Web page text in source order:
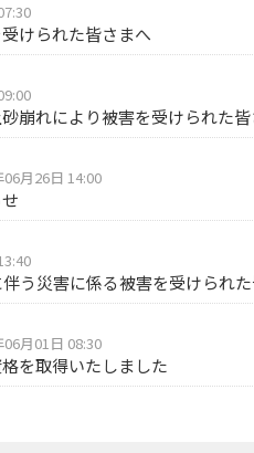
けられた皆さまへ
崩れにより被害を受けられた
06月26日 14:00
う災害に係る被害を受けられ
06月01日 08:30
を取得いたしました